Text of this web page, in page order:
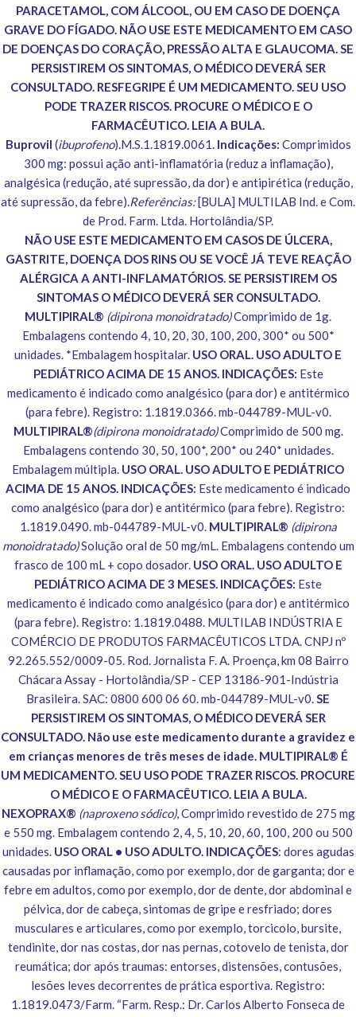
PARACETAMOL, COM ÁLCOOL, OU EM CASO DE DOENÇA
GRAVE DO FÍGADO. NÃO USE ESTE MEDICAMENTO EM CASO
DE DOENÇAS DO CORAÇÃO, PRESSÃO ALTA E GLAUCOMA. SE
PERSISTIREM OS SINTOMAS, O MÉDICO DEVERÁ SER
CONSULTADO. RESFEGRIPE É UM MEDICAMENTO. SEU USO
PODE TRAZER RISCOS. PROCURE O MÉDICO E O
FARMACÊUTICO. LEIA A BULA.
Buprovil (ibuprofeno).M.S.1.1819.0061. Indicações: Comprimidos
300 mg: possui ação anti-inflamatória (reduz a inflamação),
analgésica (redução, até supressão, da dor) e antipirética (redução,
até supressão, da febre).Referências:[BULA] MULTILAB Ind. e Com.
de Prod. Farm. Ltda. Hortolândia/SP.
NÃO USE ESTE MEDICAMENTO EM CASOS DE ÚLCERA,
GASTRITE, DOENÇA DOS RINS OU SE VOCÊ JÁ TEVE REAÇÃO
ALÉRGICA A ANTI-INFLAMATÓRIOS. SE PERSISTIREM OS
SINTOMAS O MÉDICO DEVERÁ SER CONSULTADO.
MULTIPIRAL® (dipirona monoidratado)Comprimido de 1g.
Embalagens contendo 4, 10, 20, 30, 100, 200, 300* ou 500*
unidades. *Embalagem hospitalar. USO ORAL. USO ADULTO E
PEDIÁTRICO ACIMA DE 15 ANOS. INDICAÇÕES: Este
medicamento é indicado como analgésico (para dor) e antitérmico
(para febre). Registro: 1.1819.0366. mb-044789-MUL-v0.
MULTIPIRAL®(dipirona monoidratado)Comprimido de 500 mg.
Embalagens contendo 30, 50, 100*, 200* ou 240* unidades.
Embalagem múltipla. USO ORAL. USO ADULTO E PEDIÁTRICO
ACIMA DE 15 ANOS. INDICAÇÕES: Este medicamento é indicado
como analgésico (para dor) e antitérmico (para febre). Registro:
1.1819.0490. mb-044789-MUL-v0. MULTIPIRAL® (dipirona
monoidratado)Solução oral de 50 mg/mL. Embalagens contendo um
frasco de 100 mL + copo dosador. USO ORAL. USO ADULTO E
PEDIÁTRICO ACIMA DE 3 MESES. INDICAÇÕES: Este
medicamento é indicado como analgésico (para dor) e antitérmico
(para febre). Registro: 1.1819.0488. MULTILAB INDÚSTRIA E
COMÉRCIO DE PRODUTOS FARMACÊUTICOS LTDA. CNPJ nº
92.265.552/0009-05. Rod. Jornalista F. A. Proença, km 08 Bairro
Chácara Assay - Hortolândia/SP - CEP 13186-901-Indústria
Brasileira. SAC: 0800 600 06 60. mb-044789-MUL-v0.SE
PERSISTIREM OS SINTOMAS, O MÉDICO DEVERÁ SER
CONSULTADO. Não use este medicamento durante a gravidez e
em crianças menores de três meses de idade. MULTIPIRAL® É
UM MEDICAMENTO. SEU USO PODE TRAZER RISCOS. PROCURE
O MÉDICO E O FARMACÊUTICO. LEIA A BULA.
NEXOPRAX® (naproxeno sódico), Comprimido revestido de 275 mg
e 550 mg. Embalagem contendo 2, 4, 5, 10, 20, 60, 100, 200 ou 500
unidades. USO ORAL • USO ADULTO. INDICAÇÕES: dores agudas
causadas por inflamação, como por exemplo, dor de garganta; dor e
febre em adultos, como por exemplo, dor de dente, dor abdominal e
pélvica, dor de cabeça, sintomas de gripe e resfriado; dores
musculares e articulares, como por exemplo, torcicolo, bursite,
tendinite, dor nas costas, dor nas pernas, cotovelo de tenista, dor
reumática; dor após traumas: entorses, distensões, contusões,
lesões leves decorrentes de prática esportiva. Registro:
1.1819.0473/Farm. “Farm. Resp.: Dr. Carlos Alberto Fonseca de